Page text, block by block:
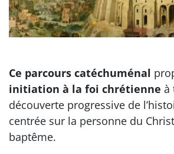
Ce parcours catéchuménal
initiation à la foi chrétienne à
découverte progressive de
centrée sur la personne du
baptême.